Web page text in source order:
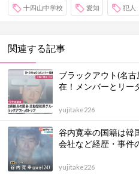
十四山中学校 愛知 犯人
関連する記事
ブラックアウト(名
在！メンバーとリー
yujitake226
谷内寛幸の国籍は韓
会社など経歴・事件
yujitake226